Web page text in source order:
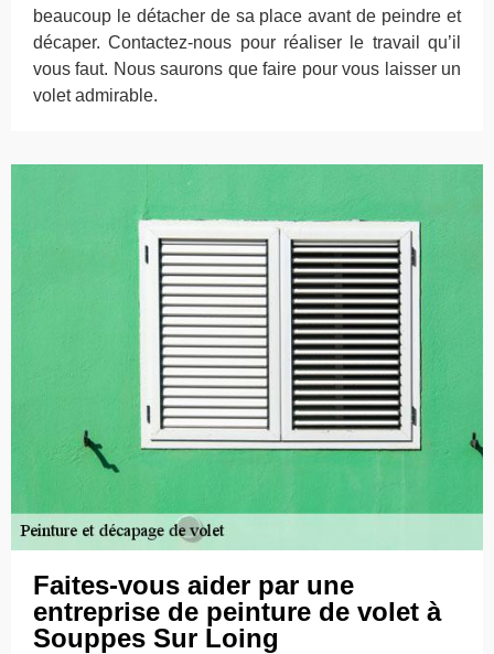
beaucoup le détacher de sa place avant de peindre et
décaper. Contactez-nous pour réaliser le travail qu’il
vous faut. Nous saurons que faire pour vous laisser un
volet admirable.
Faites-vous aider par une
entreprise de peinture de volet à
Souppes Sur Loing